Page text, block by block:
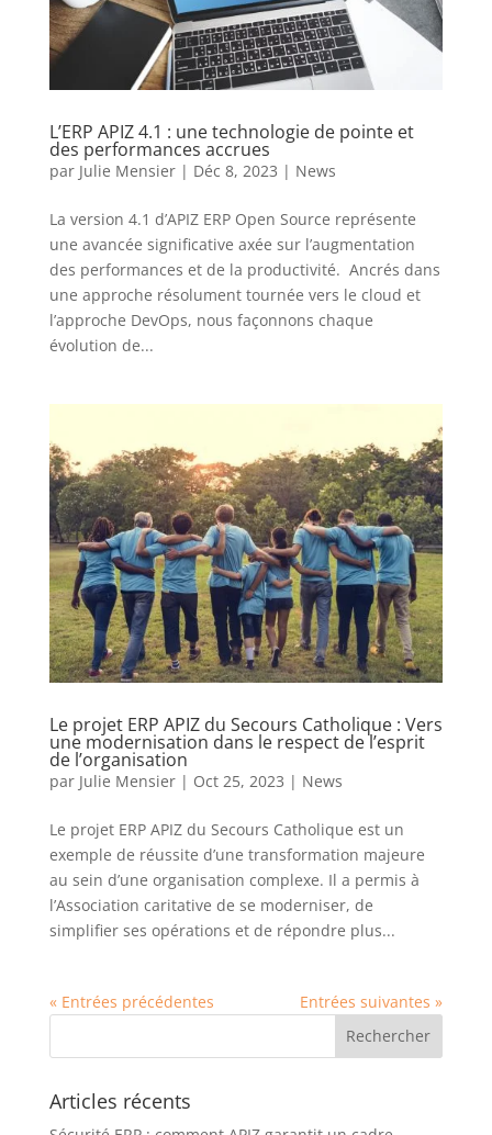
L’ERP APIZ 4.1 : une technologie de pointe et
des performances accrues
par Julie Mensier| Déc 8, 2023 | News
La version 4.1 d’APIZ ERP Open Source représente
une avancée significative axée sur l’augmentation
des performances et de la productivité. Ancrés dans
une approche résolument tournée vers le cloud et
l’approche DevOps, nous façonnons chaque
évolution de...
Le projet ERP APIZ du Secours Catholique : Vers
une modernisation dans le respect de l’esprit
de l’organisation
par Julie Mensier| Oct 25, 2023 | News
Le projet ERP APIZ du Secours Catholique est un
exemple de réussite d’une transformation majeure
au sein d’une organisation complexe. Il a permis à
l’Association caritative de se moderniser, de
simplifier ses opérations et de répondre plus...
« Entrées précédentes Entrées suivantes »
Articles récents